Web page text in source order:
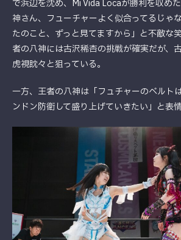
で浜辺を沈め、Mi Vida Locaが勝利を収め
神さん、フューチャーよく似合ってるじゃ
たのこと、ずっと見てますから」と不敵な
者の八神には古沢稀杏の挑戦が確実だが、
虎視眈々と狙っている。
一方、王者の八神は「フュチャーのベルト
ンドン防衛して盛り上げていきたい」と表